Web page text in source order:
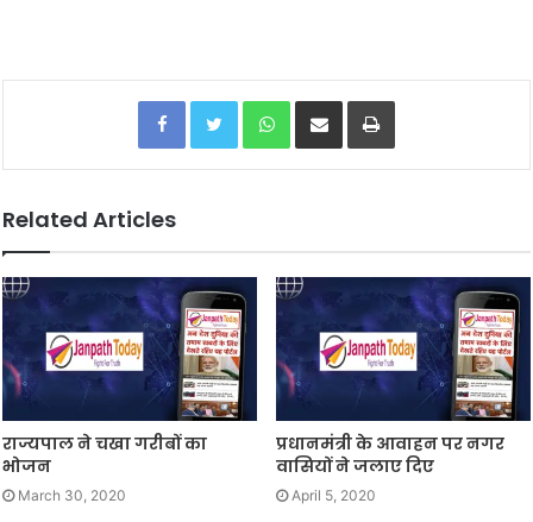
Facebook Twitter WhatsApp
Related Articles
राज्यपाल ने चखा गरीबों का
भोजन
March 30, 2020
प्रधानमंत्री के आवाहन पर नगर
वासियों ने जलाए दिए
April 5, 2020